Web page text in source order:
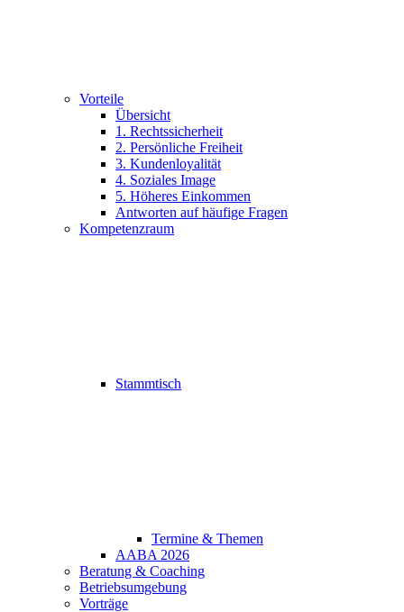
Vorteile
Übersicht
1. Rechtssicherheit
2. Persönliche Freiheit
3. Kundenloyalität
4. Soziales Image
5. Höheres Einkommen
Antworten auf häufige Fragen
Kompetenzraum
Stammtisch
Termine & Themen
AABA 2026
Beratung & Coaching
Betriebsumgebung
Vorträge